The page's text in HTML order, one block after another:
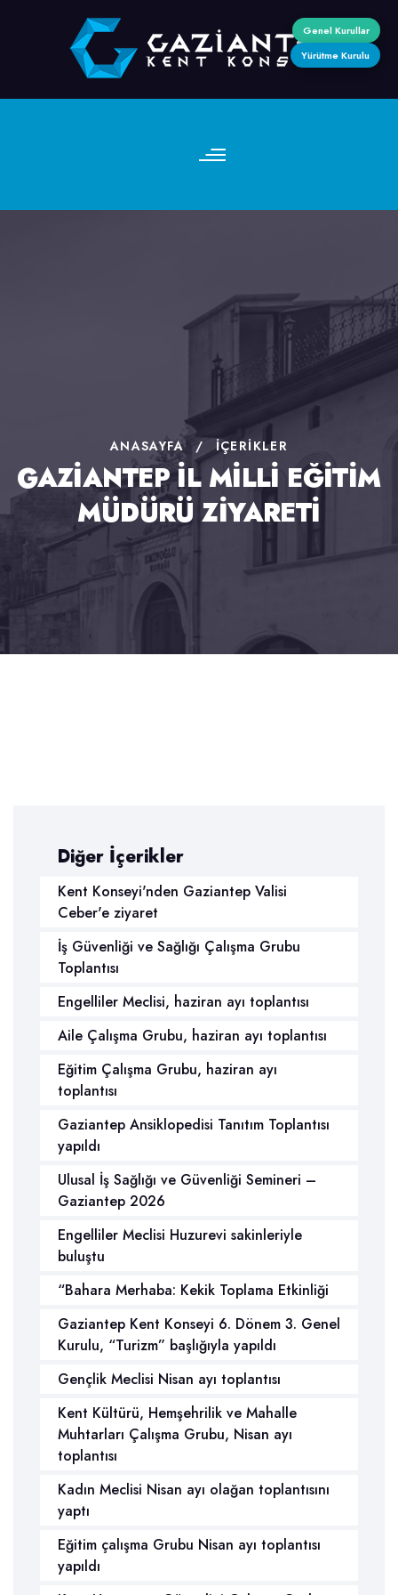
Genel Kurullar
Yürütme Kurulu
ANASAYFA / İÇERIKLER
GAZİANTEP İL MİLLİ EĞİTİM
MÜDÜRÜ ZİYARETİ
Diğer İçerikler
Kent Konseyi'nden Gaziantep Valisi
Ceber'e ziyaret
İş Güvenliği ve Sağlığı Çalışma Grubu
Toplantısı
Engelliler Meclisi, haziran ayı toplantısı
Aile Çalışma Grubu, haziran ayı toplantısı
Eğitim Çalışma Grubu, haziran ayı
toplantısı
Gaziantep Ansiklopedisi Tanıtım Toplantısı
yapıldı
Ulusal İş Sağlığı ve Güvenliği Semineri –
Gaziantep 2026
Engelliler Meclisi Huzurevi sakinleriyle
buluştu
“Bahara Merhaba: Kekik Toplama Etkinliği
Gaziantep Kent Konseyi 6. Dönem 3. Genel
Kurulu, “Turizm” başlığıyla yapıldı
Gençlik Meclisi Nisan ayı toplantısı
Kent Kültürü, Hemşehrilik ve Mahalle
Muhtarları Çalışma Grubu, Nisan ayı
toplantısı
Kadın Meclisi Nisan ayı olağan toplantısını
yaptı
Eğitim çalışma Grubu Nisan ayı toplantısı
yapıldı